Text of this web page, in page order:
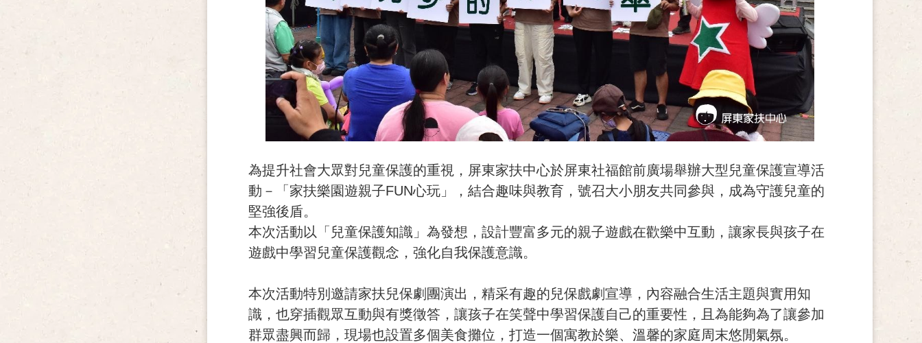
為提升社會大眾對兒童保護的重視，屏東家扶中心於屏東社福館前廣場舉辦大型兒童保護宣導活
動－「家扶樂園遊親子FUN心玩」，結合趣味與教育，號召大小朋友共同參與，成為守護兒童的
堅強後盾。
本次活動以「兒童保護知識」為發想，設計豐富多元的親子遊戲在歡樂中互動，讓家長與孩子在
遊戲中學習兒童保護觀念，強化自我保護意識。
本次活動特別邀請家扶兒保劇團演出，精采有趣的兒保戲劇宣導，內容融合生活主題與實用知
識，也穿插觀眾互動與有獎徵答，讓孩子在笑聲中學習保護自己的重要性，且為能夠為了讓參加
群眾盡興而歸，現場也設置多個美食攤位，打造一個寓教於樂、溫馨的家庭周末悠閒氣氛。